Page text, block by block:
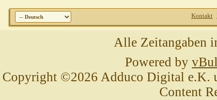
Kontakt
Alle Zeitangaben
Powered by
Copyright ©2026 Adduco Digital e.K.
Content